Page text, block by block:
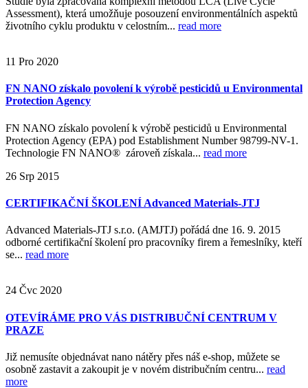
Assessment), která umožňuje posouzení environmentálních aspektů
životního cyklu produktu v celostním... read more
11 Pro 2020
FN NANO získalo povolení k výrobě pesticidů u Environmental
Protection Agency
FN NANO získalo povolení k výrobě pesticidů u Environmental
Protection Agency (EPA) pod Establishment Number 98799-NV-1.
Technologie FN NANO® zároveň získala... read more
26 Srp 2015
CERTIFIKAČNÍ ŠKOLENÍ Advanced Materials-JTJ
Advanced Materials-JTJ s.r.o. (AMJTJ) pořádá dne 16. 9. 2015
odborné certifikační školení pro pracovníky firem a řemeslníky, kteří
se... read more
24 Čvc 2020
OTEVÍRÁME PRO VÁS DISTRIBUČNÍ CENTRUM V
PRAZE
Již nemusíte objednávat nano nátěry přes náš e-shop, můžete se
osobně zastavit a zakoupit je v novém distribučním centru... read
more